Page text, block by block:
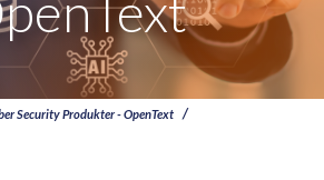
Security Produkter - OpenText